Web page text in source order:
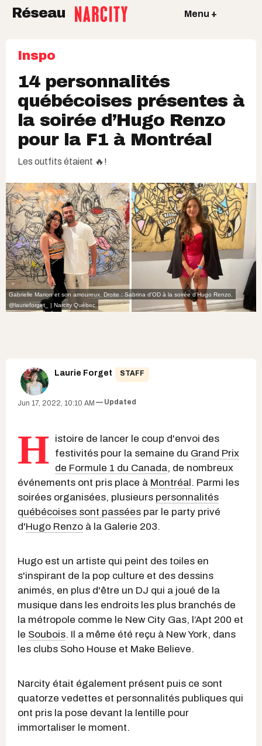
Réseau Menu +
Inspo
14 personnalités
québécoises présentes à
la soirée d’Hugo Renzo
pour la F1 à Montréal
Les outfits étaient 🔥!
Gabrielle Marion et son amoureux. Droite : Sabrina d'OD à la soirée d'Hugo Renzo.
@laurieforget_ | Narcity Québec
Laurie Forget STAFF
Jun 17, 2022, 10:10 AM Updated
H istoire de lancer le coup d'envoi des
festivités pour la semaine du Grand Prix
de Formule 1 du Canada, de nombreux
événements ont pris place à Montréal. Parmi les
soirées organisées, plusieurs personnalités
québécoises sont passées par le party privé
d'Hugo Renzo à la Galerie 203.
Hugo est un artiste qui peint des toiles en
s'inspirant de la pop culture et des dessins
animés, en plus d'être un DJ qui a joué de la
musique dans les endroits les plus branchés de
la métropole comme le New City Gas, l’Apt 200 et
le Soubois. Il a même été reçu à New York, dans
les clubs Soho House et Make Believe.
Narcity était également présent puis ce sont
quatorze vedettes et personnalités publiques qui
ont pris la pose devant la lentille pour
immortaliser le moment.